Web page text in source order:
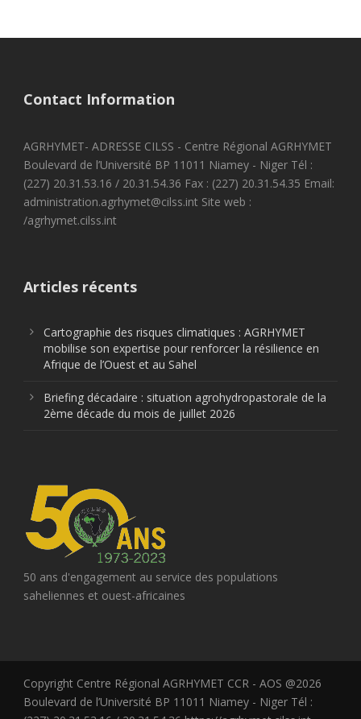
Contact Information
AGRHYMET- ADRESSE CILSS - Centre Régional AGRHYMET
Boulevard de l’Université BP 11011 Niamey - Niger Tél :
(227) 20.31.53.16 / 20.31.54.36 Fax : (227) 20.31.54.35 Email:
administration.agrhymet@cilss.int Site web :
/agrhymet.cilss.int
Articles récents
Cartographie des risques climatiques : AGRHYMET
mobilise son expertise pour renforcer la résilience en
Afrique de l’Ouest et au Sahel
Briefing décadaire : situation agrohydropastorale de la
2ème décade du mois de juillet 2026
50 ans d'engagement au service des populations
saheliennes et ouest-africaines
Copyright Centre Régional AGRHYMET CCR - AOS @2026
Boulevard de l’Université BP 11011 Niamey - Niger Tél :